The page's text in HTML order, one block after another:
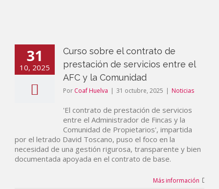
31
10, 2025
Curso sobre el contrato de
prestación de servicios entre el
AFC y la Comunidad
Por Coaf Huelva | 31 octubre, 2025 | Noticias
'El contrato de prestación de servicios
entre el Administrador de Fincas y la
Comunidad de Propietarios', impartida
por el letrado David Toscano, puso el foco en la
necesidad de una gestión rigurosa, transparente y bien
documentada apoyada en el contrato de base.
Más información